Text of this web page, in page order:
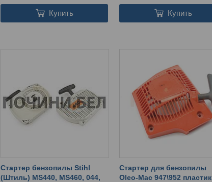
Купить Купить
Стартер бензопилы Stihl
(Штиль) MS440, MS460, 044,
Стартер для бензопилы
Oleo-Mac 947\952 пластик